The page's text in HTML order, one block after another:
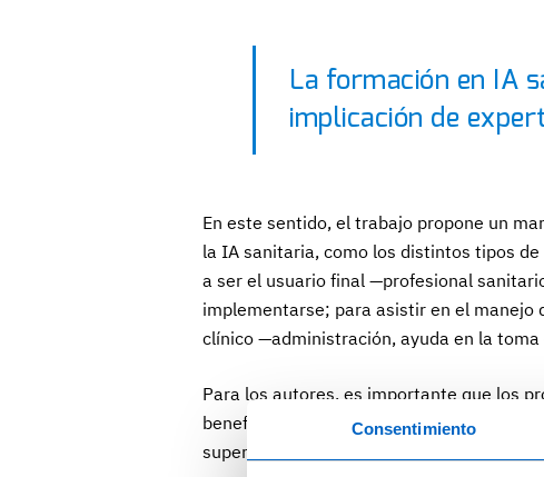
Consentimiento
La formación en IA
implicación de
En este sentido, el trabajo propone un
la IA sanitaria, como los distintos tipos
a ser el usuario final —profesional
implementarse; para asistir en el manejo
clínico —administración, ayuda en la
Para los autores, es importante que los
beneficios como las limitaciones de las
supervisión humana que van a requerir.